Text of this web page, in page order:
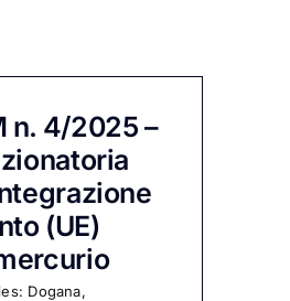
n. 4/2025 –
(UE)
Dogana,